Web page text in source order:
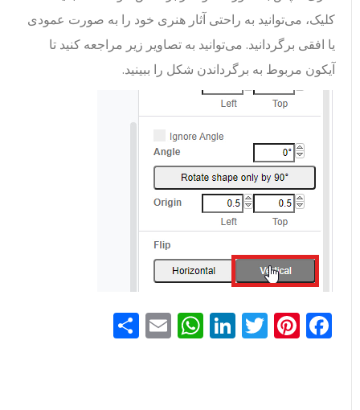
کلیک، می‌توانید به راحتی آثار هنری خود را به صورت عمودی
یا افقی برگردانید. می‌توانید به تصاویر زیر مراجعه کنید تا
آیکون مربوط به برگرداندن شکل را ببینید.
Facebook
Pinterest
Twitter
LinkedIn
WhatsApp
Emailاشتراک